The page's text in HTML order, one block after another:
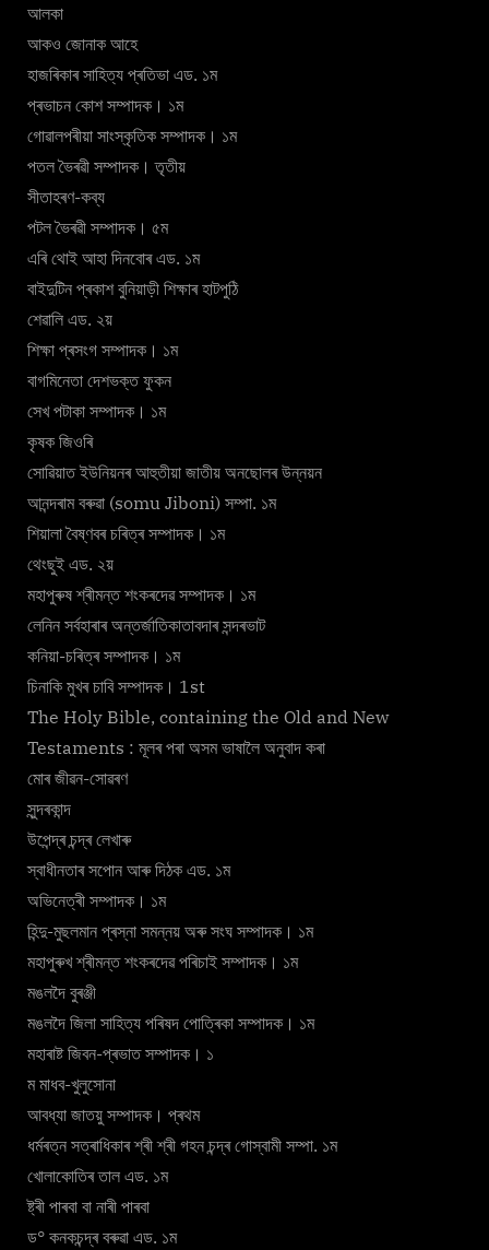
আলকা
আকও জোনাক আহে
হাজৰিকাৰ সাহিত্য প্ৰতিভা এড. ১ম
প্ৰভাচন কোশ সম্পাদক। ১ম
গোৱালপৰীয়া সাংস্কৃতিক সম্পাদক। ১ম
পতল ভৈৰৱী সম্পাদক। তৃতীয়
সীতাহৰণ-কব্য
পটল ভৈৰৱী সম্পাদক। ৫ম
এৰি থোই আহা দিনবোৰ এড. ১ম
বাইদুটিন প্ৰকাশ বুনিয়াড়ী শিক্ষাৰ হাটপুঠি
শেৱালি এড. ২য়
শিক্ষা প্ৰসংগ সম্পাদক। ১ম
বাগমিনেতা দেশভক্ত ফুকন
সেখ পটাকা সম্পাদক। ১ম
কৃষক জিওৰি
সোৱিয়াত ইউনিয়নৰ আহুতীয়া জাতীয় অনছোলৰ উন্নয়ন
আনন্দৰাম বৰুৱা (somu Jiboni) সম্পা. ১ম
শিয়ালা বৈষ্ণবৰ চৰিত্ৰ সম্পাদক। ১ম
থেংছুই এড. ২য়
মহাপুৰুষ শ্ৰীমন্ত শংকৰদেৱ সম্পাদক। ১ম
লেনিন সৰ্বহাৰাৰ অন্তৰ্জাতিকাতাবদাৰ সন্দৰভাট
কনিয়া-চৰিত্ৰ সম্পাদক। ১ম
চিনাকি মুখৰ চাবি সম্পাদক। 1st
The Holy Bible, containing the Old and New
Testaments : মূলৰ পৰা অসম ভাষালৈ অনুবাদ কৰা
মোৰ জীৱন-সোৱৰণ
সুন্দৰকান্দ
উপেন্দ্ৰ চন্দ্ৰ লেখাৰু
স্বাধীনতাৰ সপোন আৰু দিঠক এড. ১ম
অভিনেত্ৰী সম্পাদক। ১ম
হিন্দু-মুছলমান প্ৰস্না সমন্নয় অৰু সংঘ সম্পাদক। ১ম
মহাপুৰুখ শ্ৰীমন্ত শংকৰদেৱ পৰিচাই সম্পাদক। ১ম
মঙলদৈ বুৰঞ্জী
মঙলদৈ জিলা সাহিত্য পৰিষদ পোত্ৰিকা সম্পাদক। ১ম
মহাৰাষ্ট জিবন-প্ৰভাত সম্পাদক। ১
ম মাধব-খুলুসোনা
আবধ্যা জাতয়ু সম্পাদক। প্ৰথম
ধৰ্মৰত্ন সত্ৰাধিকাৰ শ্ৰী শ্ৰী গহন চন্দ্ৰ গোস্বামী সম্পা. ১ম
খোলাকোতিৰ তাল এড. ১ম
ষ্ট্ৰী পাৰবা বা নাৰী পাৰবা
ড° কনকচন্দ্ৰ বৰুৱা এড. ১ম